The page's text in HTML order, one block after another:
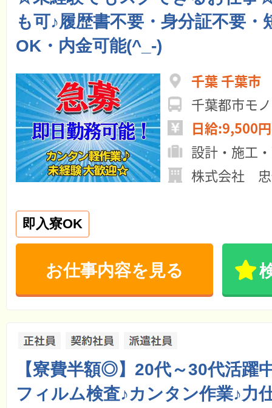
も可♪履歴書不要・身分証不要・
OK・内金可能(^_-)
千葉 千葉市
千葉都市モ
日給:9,500
設計・施工
株式会社
即入寮OK
お仕事内容を見る
【寮費半額◎】20代～30代活躍
フィルム検査♪カンタン作業♪力